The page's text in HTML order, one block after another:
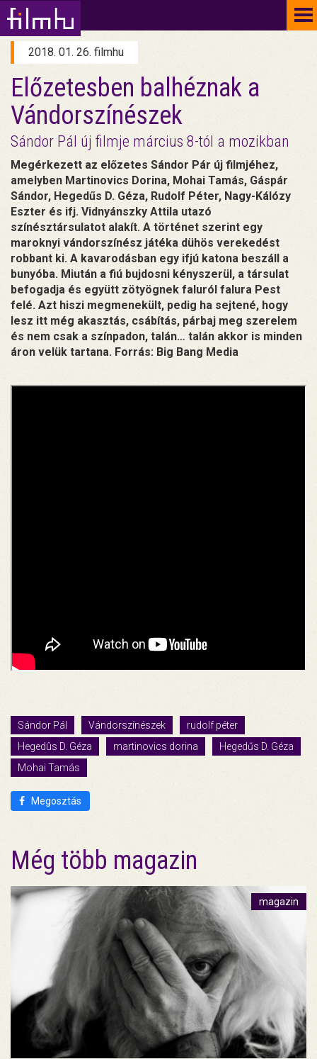
2018. 01. 26. filmhu
Előzetesben balhéznak a
Vándorszínészek
Sándor Pál új filmje március 8-tól a mozikban
Megérkezett az előzetes Sándor Pár új filmjéhez,
amelyben Martinovics Dorina, Mohai Tamás, Gáspár
Sándor, Hegedűs D. Géza, Rudolf Péter, Nagy-Kálózy
Eszter és ifj. Vidnyánszky Attila utazó
színésztársulatot alakít. A történet szerint egy
maroknyi vándorszínész játéka dühös verekedést
robbant ki. A kavarodásban egy ifjú katona beszáll a
bunyóba. Miután a fiú bujdosni kényszerül, a társulat
befogadja és együtt zötyögnek faluról falura Pest
felé. Azt hiszi megmenekült, pedig ha sejtené, hogy
lesz itt még akasztás, csábítás, párbaj meg szerelem
és nem csak a színpadon, talán… talán akkor is minden
áron velük tartana. Forrás: Big Bang Media
Sándor Pál Vándorszínészek
rudolf péter
Hegedûs D. Géza
martinovics dorina
Hegedűs D. Géza
Mohai Tamás
Megosztás
Még több magazin
magazin